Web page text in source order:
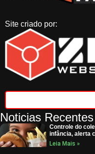
Site criado por:
Noticias Recentes
Controle do
infância, alerta
Leia Mais »